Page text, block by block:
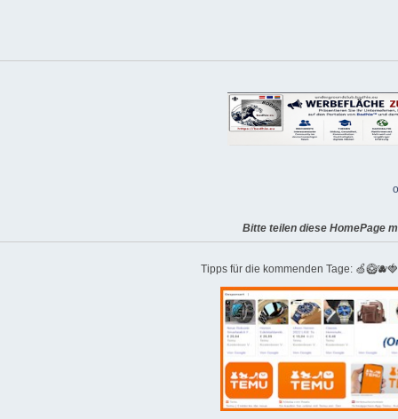
Bitte teilen diese HomePage
Tipps für die kommenden Tage: